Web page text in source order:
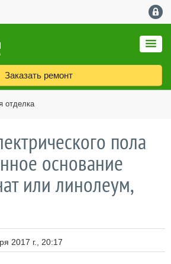
Заказать ремонт
отделка
пола
основание
или линолеум,
2017 г., 20:17